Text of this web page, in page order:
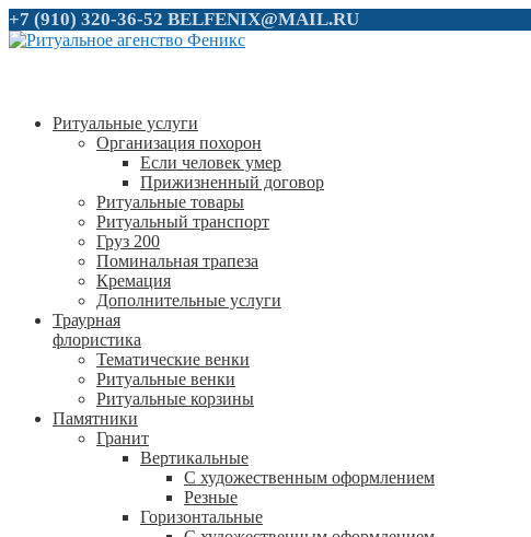
+7 (910) 320-36-52 BELFENIX@MAIL.RU
Ритуальные услуги
Организация похорон
Если человек умер
Прижизненный договор
Ритуальные товары
Ритуальный транспорт
Груз 200
Поминальная трапеза
Кремация
Дополнительные услуги
Траурная
флористика
Тематические венки
Ритуальные венки
Ритуальные корзины
Памятники
Гранит
Вертикальные
С художественным оформлением
Резные
Горизонтальные